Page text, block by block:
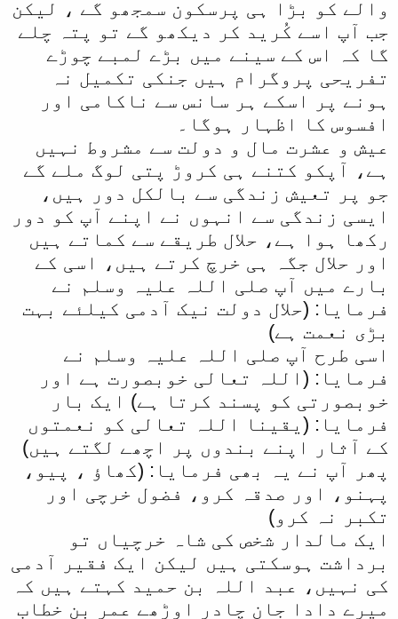
والے کو بڑا ہی پرسکون سمجھو گے ، لیکن
جب آپ اسے کُرید کر دیکھو گے تو پتہ چلے
گا کہ اس کے سینے میں بڑے لمبے چوڑے
تفریحی پروگرام ہیں جنکی تکمیل نہ
ہونے پر اسکے ہر سانس سے ناکامی اور
افسوس کا اظہار ہوگا۔
عیش و عشرت مال و دولت سے مشروط نہیں
ہے، آپکو کتنے ہی کروڑ پتی لوگ ملے گے
جو پر تعیش زندگی سے بالکل دور ہیں،
ایسی زندگی سے انہوں نے اپنے آپ کو دور
رکھا ہوا ہے، حلال طریقے سے کماتے ہیں
اور حلال جگہ ہی خرچ کرتے ہیں، اسی کے
بارے میں آپ صلی اللہ علیہ وسلم نے
فرمایا: (حلال دولت نیک آدمی کیلئے بہت
بڑی نعمت ہے)
اسی طرح آپ صلی اللہ علیہ وسلم نے
فرمایا: (اللہ تعالی خوبصورت ہے اور
خوبصورتی کو پسند کرتا ہے) ایک بار
فرمایا: (یقینا اللہ تعالی کو نعمتوں
کے آثار اپنے بندوں پر اچھے لگتے ہیں)
پھر آپ نے یہ بھی فرمایا: (کھاؤ ، پیو،
پہنو، اور صدقہ کرو، فضول خرچی اور
تکبر نہ کرو)
ایک مالدار شخص کی شاہ خرچیاں تو
برداشت ہوسکتی ہیں لیکن ایک فقیر آدمی
کی نہیں، عبد اللہ بن حمید کہتے ہیں کہ
میرے دادا جان چادر اوڑھے عمر بن خطاب